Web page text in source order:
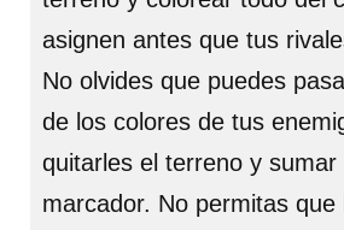
asignen antes que tus
No olvides que puedes
de los colores de tus
quitarles el terreno y sumar
marcador. No permitas que